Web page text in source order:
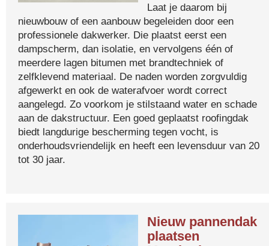
Laat je daarom bij
nieuwbouw of een aanbouw begeleiden door een
professionele dakwerker. Die plaatst eerst een
dampscherm, dan isolatie, en vervolgens één of
meerdere lagen bitumen met brandtechniek of
zelfklevend materiaal. De naden worden zorgvuldig
afgewerkt en ook de waterafvoer wordt correct
aangelegd. Zo voorkom je stilstaand water en schade
aan de dakstructuur. Een goed geplaatst roofingdak
biedt langdurige bescherming tegen vocht, is
onderhoudsvriendelijk en heeft een levensduur van 20
tot 30 jaar.
Nieuw pannendak
plaatsen